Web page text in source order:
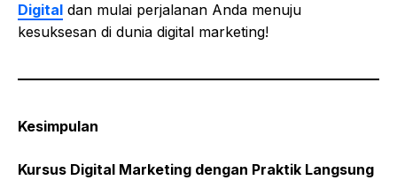
Digital dan mulai perjalanan Anda menuju
kesuksesan di dunia digital marketing!
Kesimpulan
Kursus Digital Marketing dengan Praktik Langsung